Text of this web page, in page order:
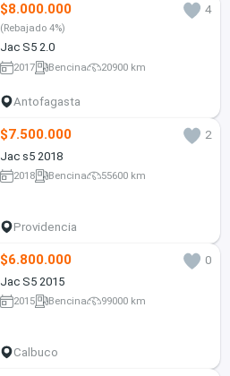
$8.000.000 4
(Rebajado 4%)
Jac S5 2.0
2017 Bencina 20900 km
Antofagasta
$7.500.000
2
Jac s5 2018
2018 Bencina 55600 km
Providencia
$6.800.000
0
Jac S5 2015
2015 Bencina 99000 km
Calbuco